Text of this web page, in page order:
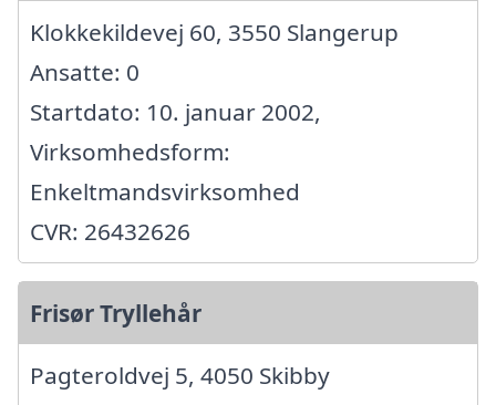
Klokkekildevej 60, 3550 Slangerup
Ansatte: 0
Startdato: 10. januar 2002,
Virksomhedsform:
Enkeltmandsvirksomhed
CVR: 26432626
Frisør Tryllehår
Pagteroldvej 5, 4050 Skibby